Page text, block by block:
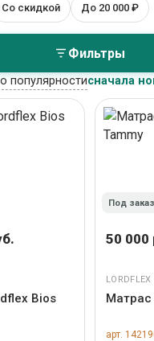
Lordflex
Lordflex
12 товаров
Со скидкой До 20 000 ₽
Фильтры
популярностисначала
Bios
Под заказ
50 000
LORDFLEX
Матрас
арт.